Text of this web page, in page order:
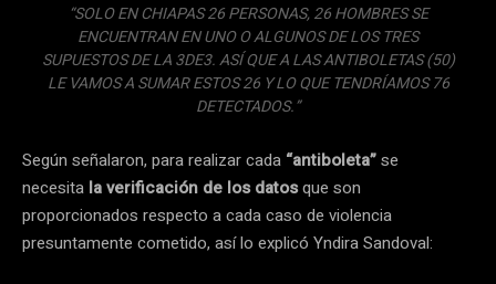
“SOLO EN CHIAPAS 26 PERSONAS, 26 HOMBRES SE
ENCUENTRAN EN UNO O ALGUNOS DE LOS TRES
SUPUESTOS DE LA 3DE3. ASÍ QUE A LAS ANTIBOLETAS (50)
LE VAMOS A SUMAR ESTOS 26 Y LO QUE TENDRÍAMOS 76
DETECTADOS.”
Según señalaron, para realizar cada “antiboleta”se
necesita la verificación de los datosque son
proporcionados respecto a cada caso de violencia
presuntamente cometido, así lo explicó Yndira Sandoval: